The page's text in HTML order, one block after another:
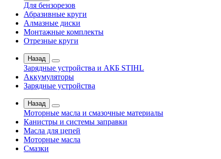
Для бензорезов
Абразивные круги
Алмазные диски
Монтажные комплекты
Отрезные круги
Назад
Зарядные устройства и АКБ STIHL
Аккумуляторы
Зарядные устройства
Назад
Моторные масла и смазочные материалы
Канистры и системы заправки
Масла для цепей
Моторные масла
Смазки